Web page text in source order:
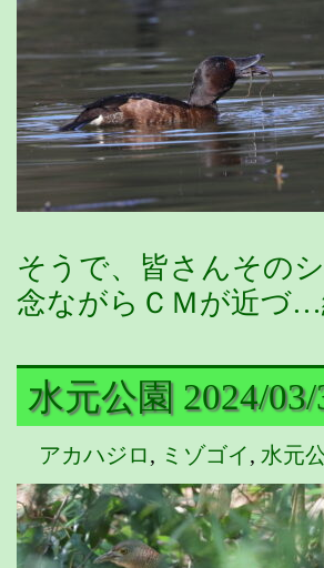
そうで、皆さんその
念ながらＣＭが近づ…
水元公園 2024/03/
アカハジロ, ミゾゴイ, 水元